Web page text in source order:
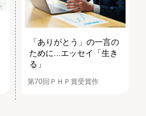
「ありがとう」の一言の
ために...エッセイ「生き
る」
第70回ＰＨＰ賞受賞作